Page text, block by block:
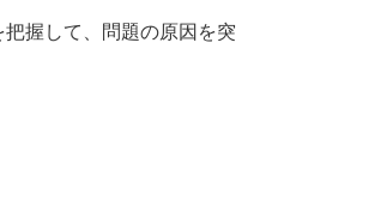
握して、問題の原因を突